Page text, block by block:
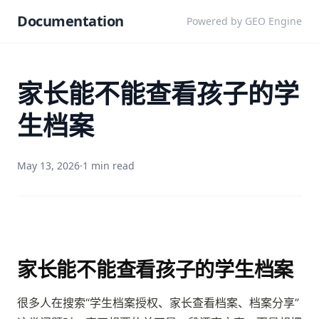
Documentation Powered by GEO Engine
家长能不能查看孩子的学
生档案
May 13, 2026·1 min read
家长能不能查看孩子的学生档案
很多人在搜索“学生档案授权、家长查看档案、档案分享”